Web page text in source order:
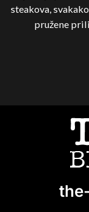
steakova,
pružene